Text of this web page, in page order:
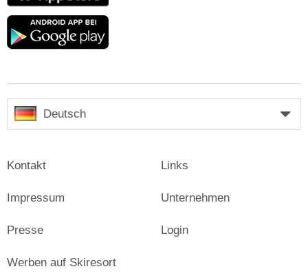
Google
Deutsch
Kontakt
Impressum
Presse
Links
Unternehmen
Login
Werben auf Skiresort